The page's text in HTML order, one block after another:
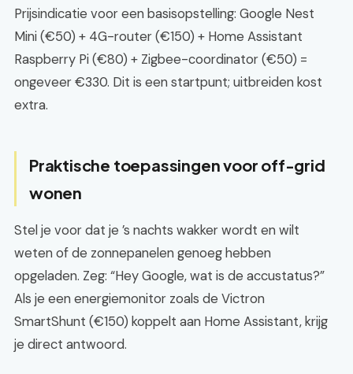
Prijsindicatie voor een basisopstelling: Google Nest
Mini (€50) + 4G-router (€150) + Home Assistant
Raspberry Pi (€80) + Zigbee-coordinator (€50) =
ongeveer €330. Dit is een startpunt; uitbreiden kost
extra.
Praktische toepassingen voor off-grid
wonen
Stel je voor dat je ’s nachts wakker wordt en wilt
weten of de zonnepanelen genoeg hebben
opgeladen. Zeg: “Hey Google, wat is de accustatus?”
Als je een energiemonitor zoals de Victron
SmartShunt (€150) koppelt aan Home Assistant, krijg
je direct antwoord.